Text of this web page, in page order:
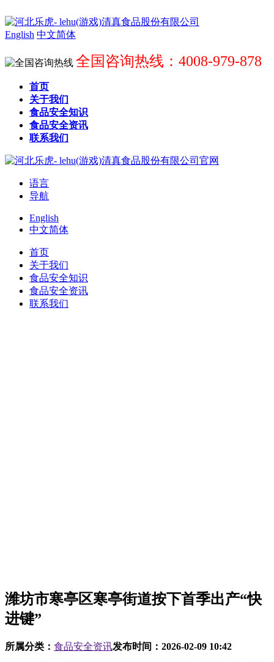
English 中文简体
全国咨询热线：4008-979-878
首页
关于我们
食品安全知识
食品安全资讯
联系我们
语言
导航
English
中文简体
首页
关于我们
食品安全知识
食品安全资讯
联系我们
潍坊市寒亭区寒亭街道按下首季出产“快
进键”
所属分类： 食品安全资讯发布时间： 2026-02-09 10:42